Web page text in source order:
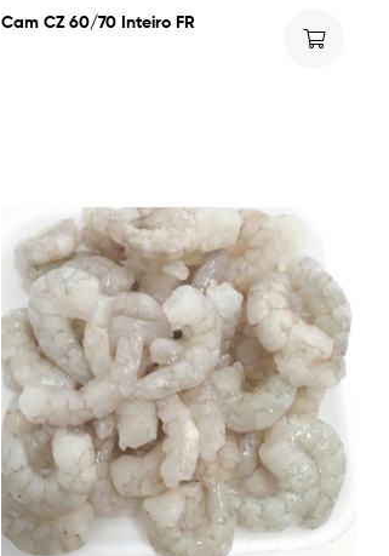
Cam CZ 60/70 Inteiro FR